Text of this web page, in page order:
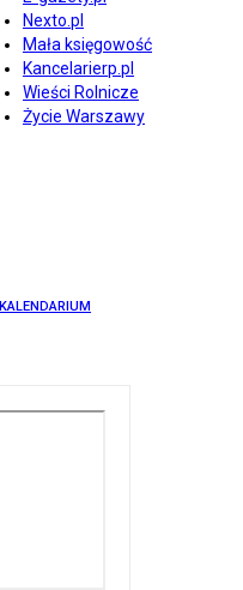
Nexto.pl
Mała księgowość
Kancelarierp.pl
Wieści Rolnicze
Życie Warszawy
KALENDARIUM